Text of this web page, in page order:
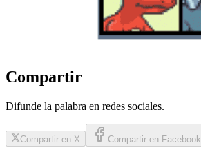
Compartir
Difunde la palabra en redes sociales.
Compartir en X Compartir en Facebook